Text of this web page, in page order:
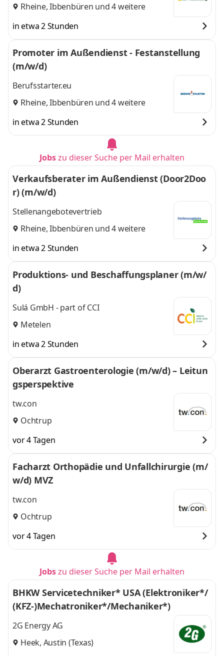
Rheine,Ibbenbüren und 4 weitere
in etwa 2 Stunden
Promoter im Außendienst - Festanstellung
(m/w/d)
Berufsstarter.eu
Rheine,Ibbenbüren und 4 weitere
in etwa 2 Stunden
Jobszu dieser Suche per Mail erhalten
Verkaufsberater im Außendienst (Door2Doo
r) (m/w/d)
Stellenangebotevertrieb
Rheine,Ibbenbüren und 4 weitere
in etwa 2 Stunden
Produktions- und Beschaffungsplaner (m/w/
d)
Sulá GmbH - part of CCI
Metelen
in etwa 2 Stunden
Oberarzt Gastroenterologie (m/w/d) – Leitun
gsperspektive
tw.con
Ochtrup
vor 4 Tagen
Facharzt Orthopädie und Unfallchirurgie (m/
w/d) MVZ
tw.con
Ochtrup
vor 4 Tagen
Jobszu dieser Suche per Mail erhalten
BHKW Servicetechniker* USA (Elektroniker*/
(KFZ-)Mechatroniker*/Mechaniker*)
2G Energy AG
Heek, Austin (Texas)